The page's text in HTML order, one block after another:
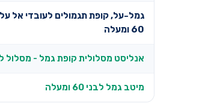
גמל-על, קופת תגמולים לעובדי אל
60 ומעלה
אנליסט מסלולית קופת גמל - מסלול לבני 60
מיטב גמל לבני 60 ומעלה